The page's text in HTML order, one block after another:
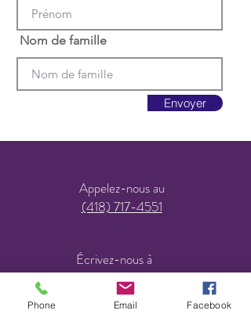
Nom de famille
Envoyer
Appelez-nous au
(418) 717-4551
Écrivez-nous à
elfedescieux@hotmail.com
Phone Email Facebook